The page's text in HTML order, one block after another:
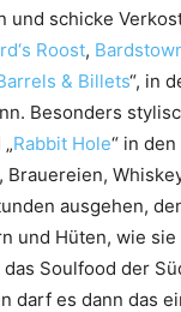
schicke
Roost,
& Billets“, in
Besonders
Rabbit Hole“ in
ausgehen,
und Hüten, wie
Soulfood der
darf es dann das